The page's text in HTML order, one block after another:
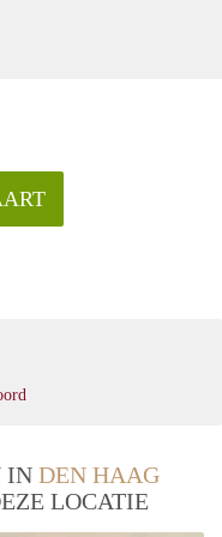
IN DEN HAAG
LOCATIE